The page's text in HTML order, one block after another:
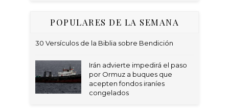
POPULARES DE LA SEMANA
30 Versículos de la Biblia sobre Bendición
Irán advierte impedirá el paso
por Ormuz a buques que
acepten fondos iraníes
congelados